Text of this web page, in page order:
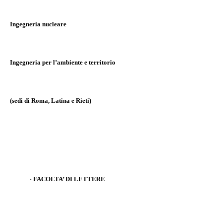
Ingegneria nucleare
Ingegneria per l’ambiente e territorio
(sedi di Roma, Latina e Rieti)
· FACOLTA’ DI LETTERE